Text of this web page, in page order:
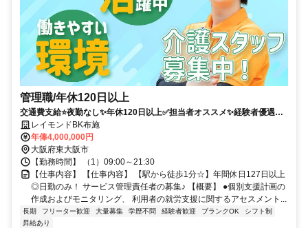
管理職/年休120日以上
交通費支給⭐️夜勤なし✨年休120日以上✅️担当者オススメ✨経験者優遇⭕️
駅チカレイモンドBK布施
年俸4,000,000円
大阪府東大阪市
【勤務時間】 （1）09:00～21:30
【仕事内容】 【仕事内容】 【駅から徒歩1分☆】年間休日127日以上
◎日勤のみ！ サービス管理責任者の募集♪ 【概要】 ●個別支援計画の
作成およびモニタリング、 利用者の就労支援に関するアセスメント...
長期 フリーター歓迎 大量募集 学歴不問 経験者歓迎 ブランクOK
シフト制
昇給あり